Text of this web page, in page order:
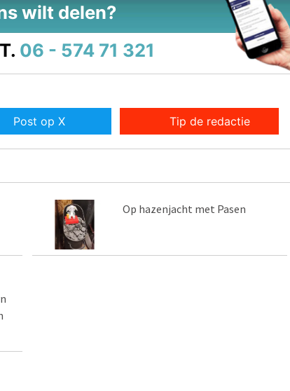
wilt delen?
T. 06 - 574 71 321
Post op X Tip de redactie
Op hazenjacht met Pasen